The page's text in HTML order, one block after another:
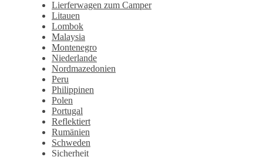
Lierferwagen zum Camper
Litauen
Lombok
Malaysia
Montenegro
Niederlande
Nordmazedonien
Peru
Philippinen
Polen
Portugal
Reflektiert
Rumänien
Schweden
Sicherheit